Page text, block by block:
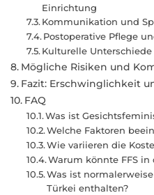
Einrichtung
Kommunikation und
Postoperative Pflege
Kulturelle
Mögliche Risiken und
Fazit: Erschwinglichkeit
FAQ
Was ist
Welche Faktoren
Wie variieren die
Warum könnte FFS
Was ist
Türkei enthalten?